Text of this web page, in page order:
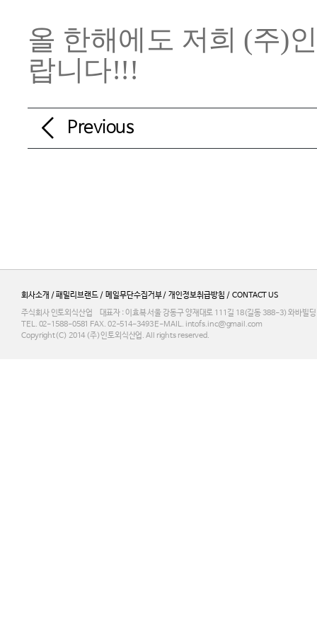
올 한해에도 저희 (주)
랍니다!!!
Previous
회사소개 / 패밀리브랜드/ 메일무단수집거부/ 개인정보취급방침 / CONTACT US
주식회사 인토외식산업 대표자 : 이효복 서울 강동구 양재대로 111길 18(길동 388-3) 와바빌
TEL. 02-1588-0581 FAX. 02-514-3493 E-MAIL. intofs.inc@gmail.com
Copyright(C) 2014 (주)인토외식산업. All rights reserved.